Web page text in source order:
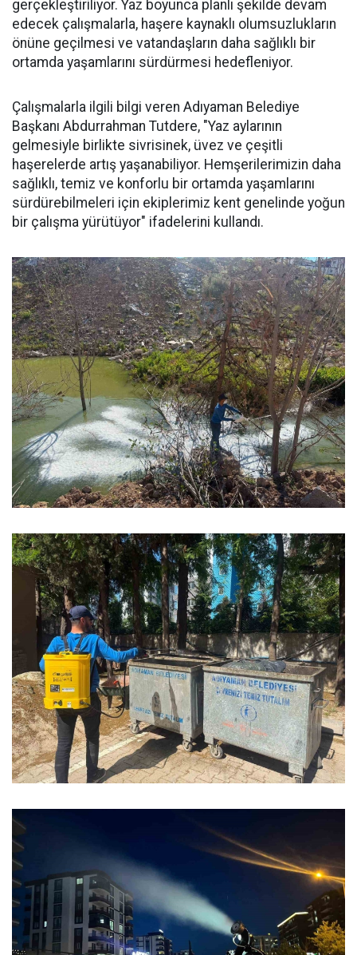
gerçekleştiriliyor. Yaz boyunca planlı şekilde devam
edecek çalışmalarla, haşere kaynaklı olumsuzlukların
önüne geçilmesi ve vatandaşların daha sağlıklı bir
ortamda yaşamlarını sürdürmesi hedefleniyor.
Çalışmalarla ilgili bilgi veren Adıyaman Belediye
Başkanı Abdurrahman Tutdere, "Yaz aylarının
gelmesiyle birlikte sivrisinek, üvez ve çeşitli
haşerelerde artış yaşanabiliyor. Hemşerilerimizin daha
sağlıklı, temiz ve konforlu bir ortamda yaşamlarını
sürdürebilmeleri için ekiplerimiz kent genelinde yoğun
bir çalışma yürütüyor" ifadelerini kullandı.